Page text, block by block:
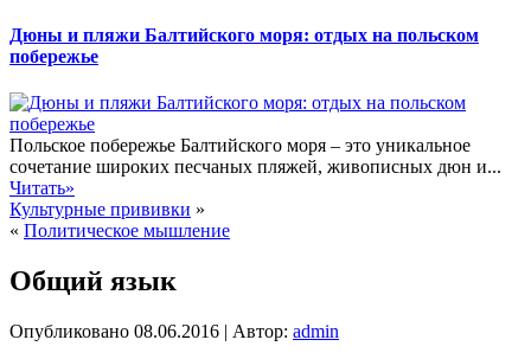
Дюны и пляжи Балтийского моря: отдых на польском
побережье
Польское побережье Балтийского моря – это уникальное
сочетание широких песчаных пляжей, живописных дюн и...
Читать»
Культурные прививки »
« Политическое мышление
Общий язык
Опубликовано 08.06.2016 | Автор: admin